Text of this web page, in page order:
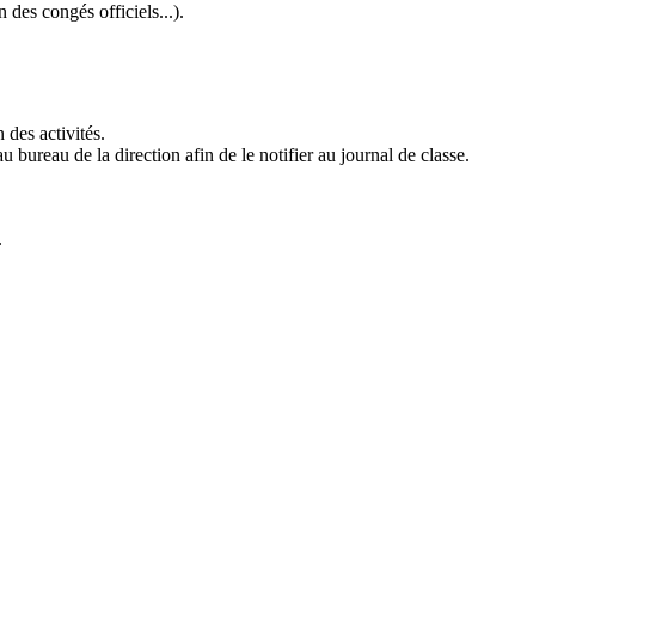
des congés officiels...).
des activités.
bureau de la direction afin de le notifier au journal de classe.